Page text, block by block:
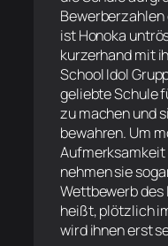
Bewerberzahlen
ist Honoka
kurzerhand mit
School Idol
geliebte Schule
zu machen und
bewahren. Um
Aufmerksamkeit
nehmen sie
Wettbewerb des
heißt, plötzlich
wird ihnen erst